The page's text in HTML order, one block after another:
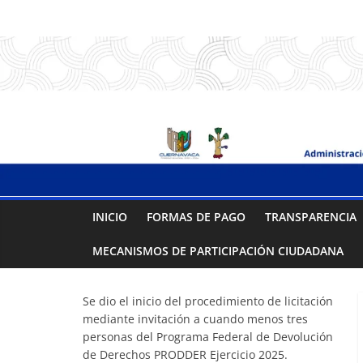
contenido
.:
S
P
A
C
:.
Sistema
de
INICIO FORMAS DE PAGO TRANSPARENCIA
MECANISMOS DE PARTICIPACIÓN CIUDADANA
Se dio el inicio del procedimiento de licitación
mediante invitación a cuando menos tres
personas del Programa Federal de Devolución
de Derechos PRODDER Ejercicio 2025.